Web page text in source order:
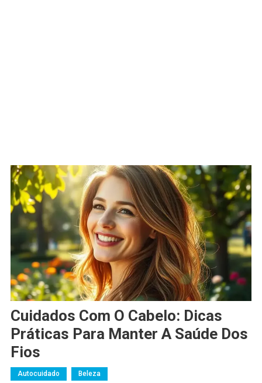
Cuidados Com O Cabelo: Dicas
Práticas Para Manter A Saúde Dos
Fios
Autocuidado Beleza